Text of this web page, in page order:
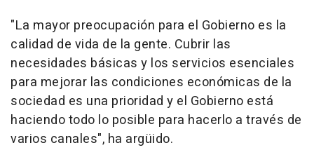
"La mayor preocupación para el Gobierno es la
calidad de vida de la gente. Cubrir las
necesidades básicas y los servicios esenciales
para mejorar las condiciones económicas de la
sociedad es una prioridad y el Gobierno está
haciendo todo lo posible para hacerlo a través de
varios canales", ha argüido.